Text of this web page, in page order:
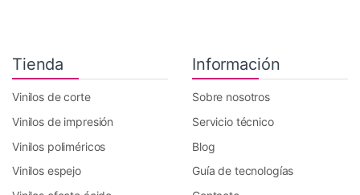
Tienda
Vinilos de corte
Vinilos de impresión
Vinilos poliméricos
Vinilos espejo
Información
Sobre nosotros
Servicio técnico
Blog
Guía de tecnologías